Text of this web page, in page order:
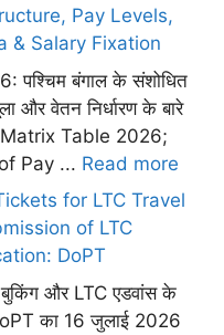
Pay Levels,
& Salary Fixation
पश्चिम बंगाल के संशोधित
और वेतन निर्धारण के बारे
Matrix Table 2026;
Pay ... Read more
for LTC Travel
of LTC
DoPT
बुकिंग और LTC एडवांस के
का 16 जुलाई 2026